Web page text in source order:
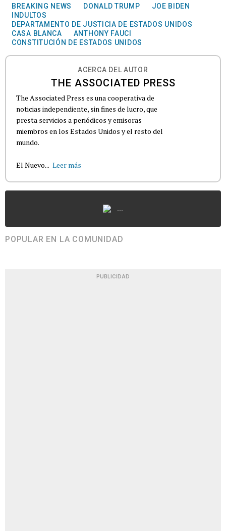
BREAKING NEWS DONALD TRUMP
JOE BIDEN
INDULTOS
DEPARTAMENTO DE JUSTICIA DE ESTADOS UNIDOS
CASA BLANCA
ANTHONY FAUCI
CONSTITUCIÓN DE ESTADOS UNIDOS
ACERCA DEL AUTOR
THE ASSOCIATED PRESS
The Associated Press es una cooperativa de
noticias independiente, sin fines de lucro, que
presta servicios a periódicos y emisoras
miembros en los Estados Unidos y el resto del
mundo.
El Nuevo... Leer más
...
POPULAR EN LA COMUNIDAD
PUBLICIDAD